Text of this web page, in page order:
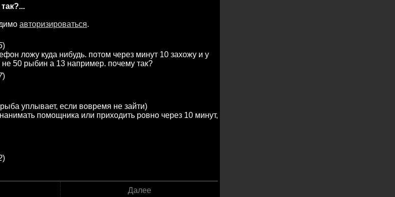
авторизироваться.
)
ложу куда нибудь. потом через минут 10 захожу и у
50 рыбин а 13 например. почему так?
)
уплывает, если вовремя не зайти)
помощника или приходить ровно через 10 минут,
)
Далее